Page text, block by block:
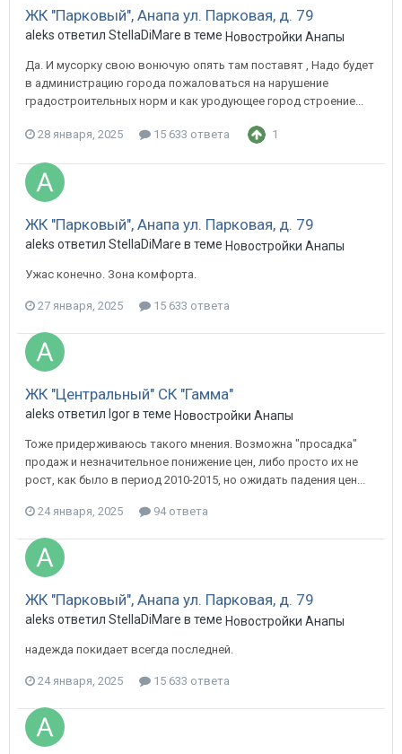
ЖК "Парковый", Анапа ул. Парковая, д. 79
aleks ответил StellaDiMare в теме Новостройки Анапы
Да. И мусорку свою вонючую опять там поставят , Надо будет
в администрацию города пожаловаться на нарушение
градостроительных норм и как уродующее город строение...
28 января, 2025 15 633 ответа 1
ЖК "Парковый", Анапа ул. Парковая, д. 79
aleks ответил StellaDiMare в теме Новостройки Анапы
Ужас конечно. Зона комфорта.
27 января, 2025 15 633 ответа
ЖК "Центральный" СК "Гамма"
aleks ответил Igor в теме Новостройки Анапы
Тоже придерживаюсь такого мнения. Возможна "просадка"
продаж и незначительное понижение цен, либо просто их не
рост, как было в период 2010-2015, но ожидать падения цен...
24 января, 2025 94 ответа
ЖК "Парковый", Анапа ул. Парковая, д. 79
aleks ответил StellaDiMare в теме Новостройки Анапы
надежда покидает всегда последней.
24 января, 2025 15 633 ответа